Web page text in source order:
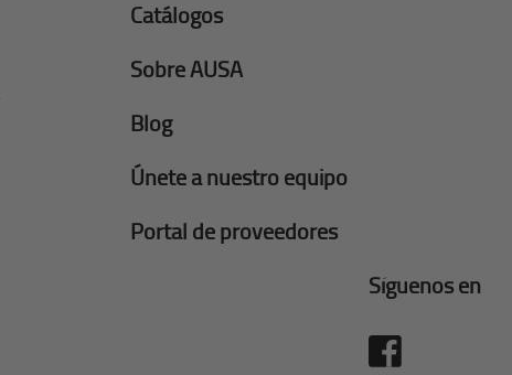
Catálogos
Sobre AUSA
Blog
Únete a nuestro equipo
Portal de proveedores
Síguenos en